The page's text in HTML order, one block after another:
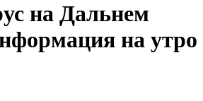
на Дальнем
на утро